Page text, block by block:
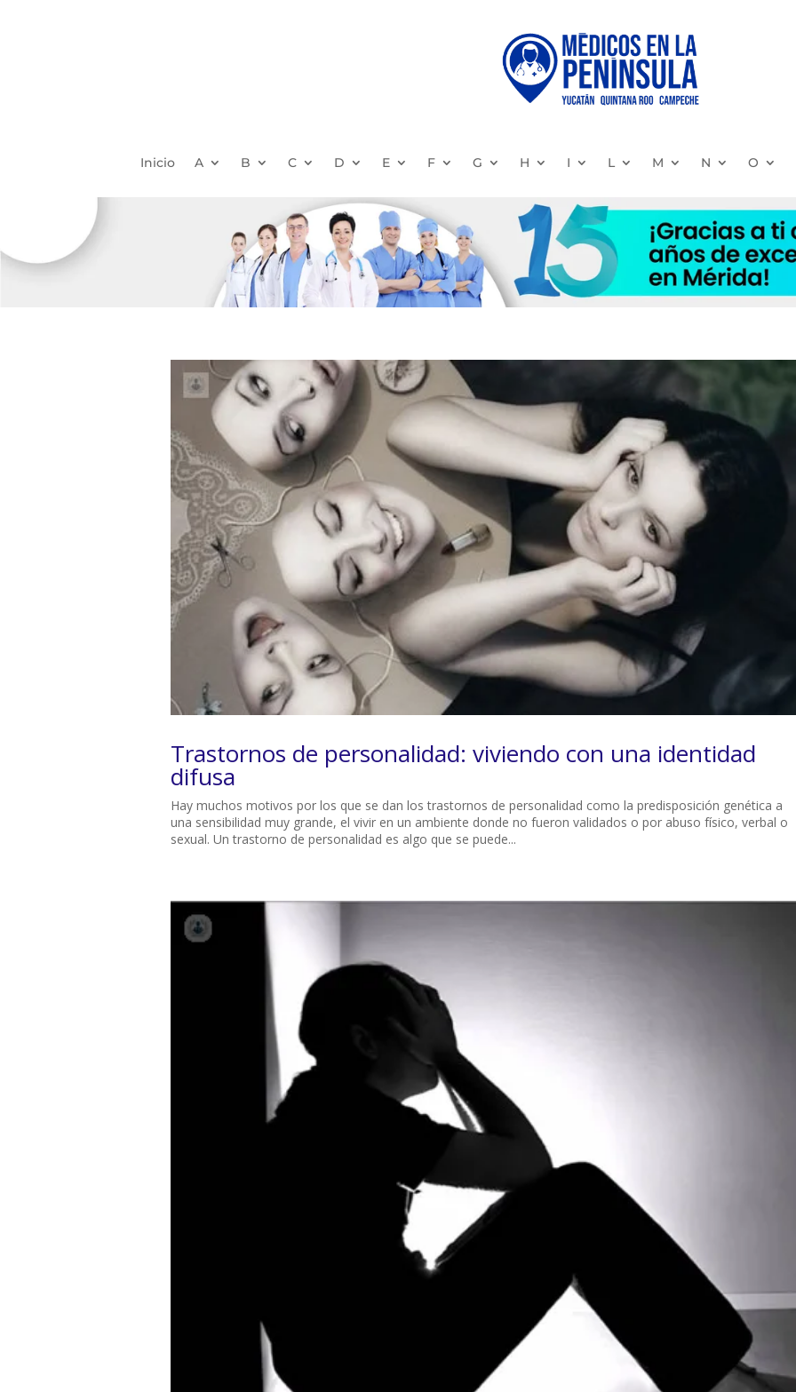
Inicio A B C D E F G H I L M N O
Trastornos de personalidad: viviendo con una identidad
difusa
Hay muchos motivos por los que se dan los trastornos de personalidad como la predisposición genética a
una sensibilidad muy grande, el vivir en un ambiente donde no fueron validados o por abuso físico, verbal o
sexual. Un trastorno de personalidad es algo que se puede...